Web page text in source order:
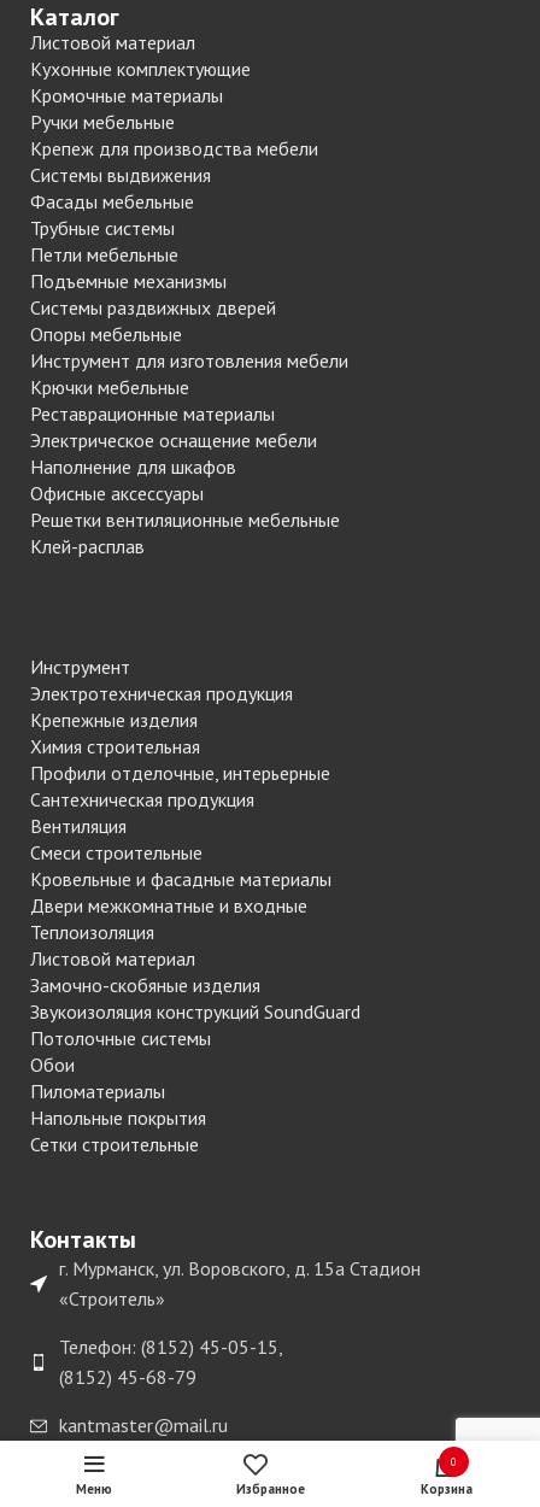
Каталог
Листовой материал
Кухонные комплектующие
Кромочные материалы
Ручки мебельные
Крепеж для производства мебели
Системы выдвижения
Фасады мебельные
Трубные системы
Петли мебельные
Подъемные механизмы
Системы раздвижных дверей
Опоры мебельные
Инструмент для изготовления мебели
Крючки мебельные
Реставрационные материалы
Электрическое оснащение мебели
Наполнение для шкафов
Офисные аксессуары
Решетки вентиляционные мебельные
Клей-расплав
Инструмент
Электротехническая продукция
Крепежные изделия
Химия строительная
Профили отделочные, интерьерные
Сантехническая продукция
Вентиляция
Смеси строительные
Кровельные и фасадные материалы
Двери межкомнатные и входные
Теплоизоляция
Листовой материал
Замочно-скобяные изделия
Звукоизоляция конструкций SoundGuard
Потолочные системы
Обои
Пиломатериалы
Напольные покрытия
Сетки строительные
Контакты
г. Мурманск, ул. Воровского, д. 15а Стадион
«Строитель»
Телефон: (8152) 45-05-15,
(8152) 45-68-79
kantmaster@mail.ru
Меню Избранное
0
Корзина